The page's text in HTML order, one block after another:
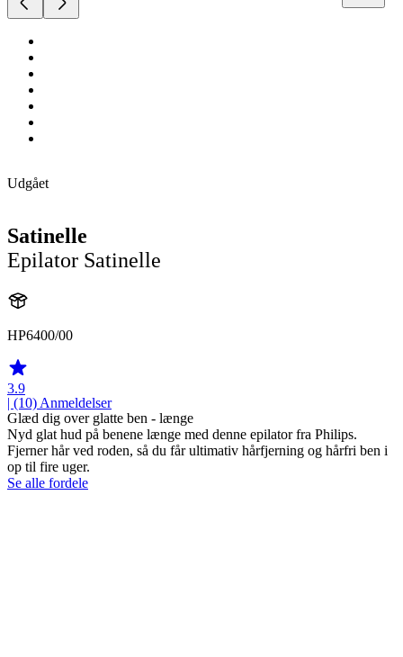
Udgået
Satinelle
Epilator Satinelle
HP6400/00
3.9
| (10)Anmeldelser
Glæd dig over glatte ben - længe
Nyd glat hud på benene længe med denne epilator fra Philips.
Fjerner hår ved roden, så du får ultimativ hårfjerning og hårfri ben i
op til fire uger.
Se alle fordele